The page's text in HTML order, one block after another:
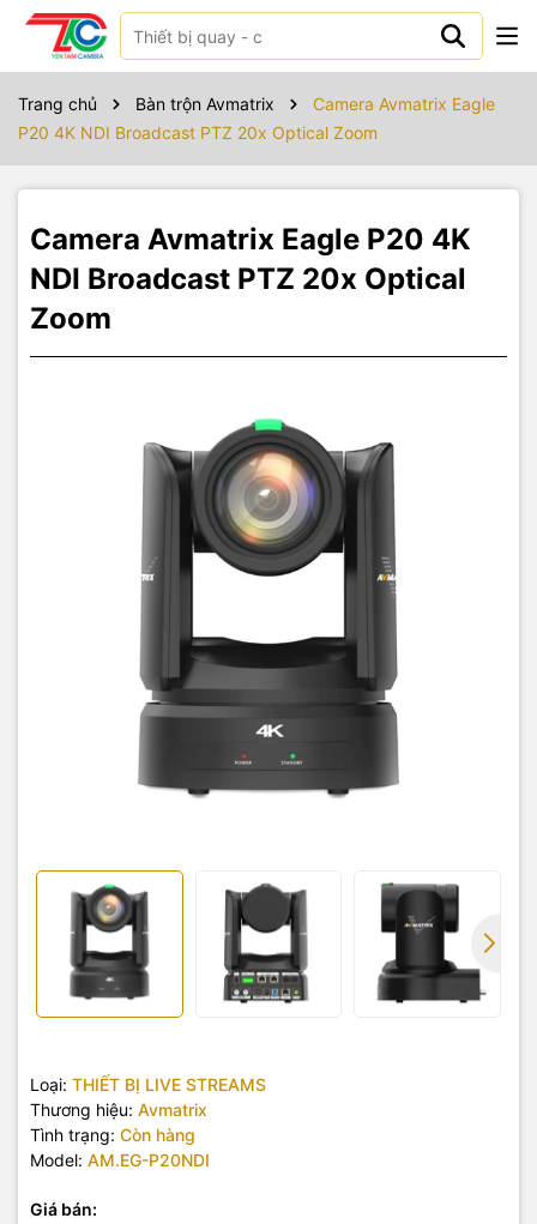
Trang chủ Bàn trộn Avmatrix
Camera Avmatrix Eagle
P20 4K NDI Broadcast PTZ 20x Optical Zoom
Camera Avmatrix Eagle P20 4K
NDI Broadcast PTZ 20x Optical
Zoom
Loại: THIẾT BỊ LIVE STREAMS
Thương hiệu: Avmatrix
Tình trạng: Còn hàng
Model: AM.EG-P20NDI
Giá bán:
Sản phẩm bao gồm